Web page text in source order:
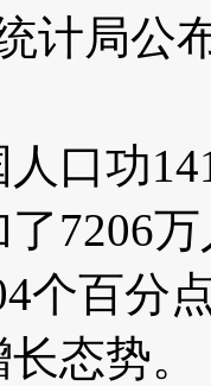
计局公
口​功​
7206
个百分
态势。